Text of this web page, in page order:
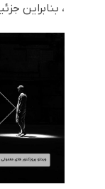
، بنابراین